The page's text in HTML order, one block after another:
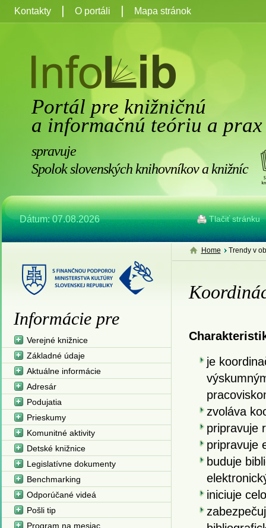
Portál pre knižničnú
a informačnú teóriu a prax
spravuje
Spolok slovenských knihovníkov a knižníc
Dátum: 07.08.2026 Tlačiť stránku
Kontakty O portáli Mapa stránok
Home Trendy v
je
zvoláva
pripravuje
pripravuje
buduje
iniciuje
Informácie pre
Verejné knižnice
Základné údaje
Aktuálne informácie
Adresár
Podujatia
Prieskumy
Komunitné aktivity
Detské knižnice
Legislatívne dokumenty
Benchmarking
Odporúčané videá
Pošli tip
Program na mesiac